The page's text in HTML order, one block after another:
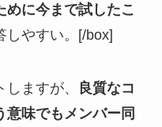
に今まで試したこ
しやすい。[/box]
ますが、
良質なコ
意味でもメンバー同